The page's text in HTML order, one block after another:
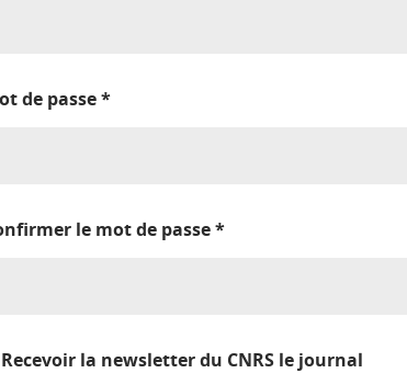
de passe*
le mot de passe*
Recevoir la newsletter du CNRS le journal